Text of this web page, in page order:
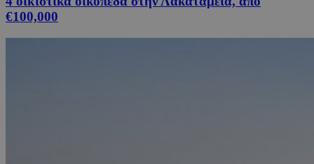
€100,000